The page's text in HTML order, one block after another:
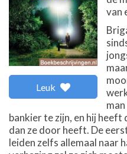
Leuk
van
bankier te zijn, en hij
dan ze door heeft. De
leiden zelfs allemaal naar